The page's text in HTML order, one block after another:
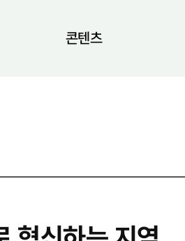
콘텐츠